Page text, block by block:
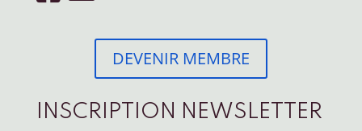
DEVENIR MEMBRE
INSCRIPTION NEWSLETTER